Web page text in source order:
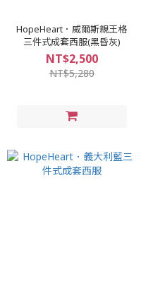
HopeHeart．威爾斯親王格
三件式成套西服(黑昏灰)
NT$2,500
NT$5,280